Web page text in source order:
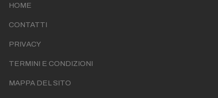
HOME
CONTATTI
PRIVACY
TERMINI E CONDIZIONI
MAPPA DEL SITO